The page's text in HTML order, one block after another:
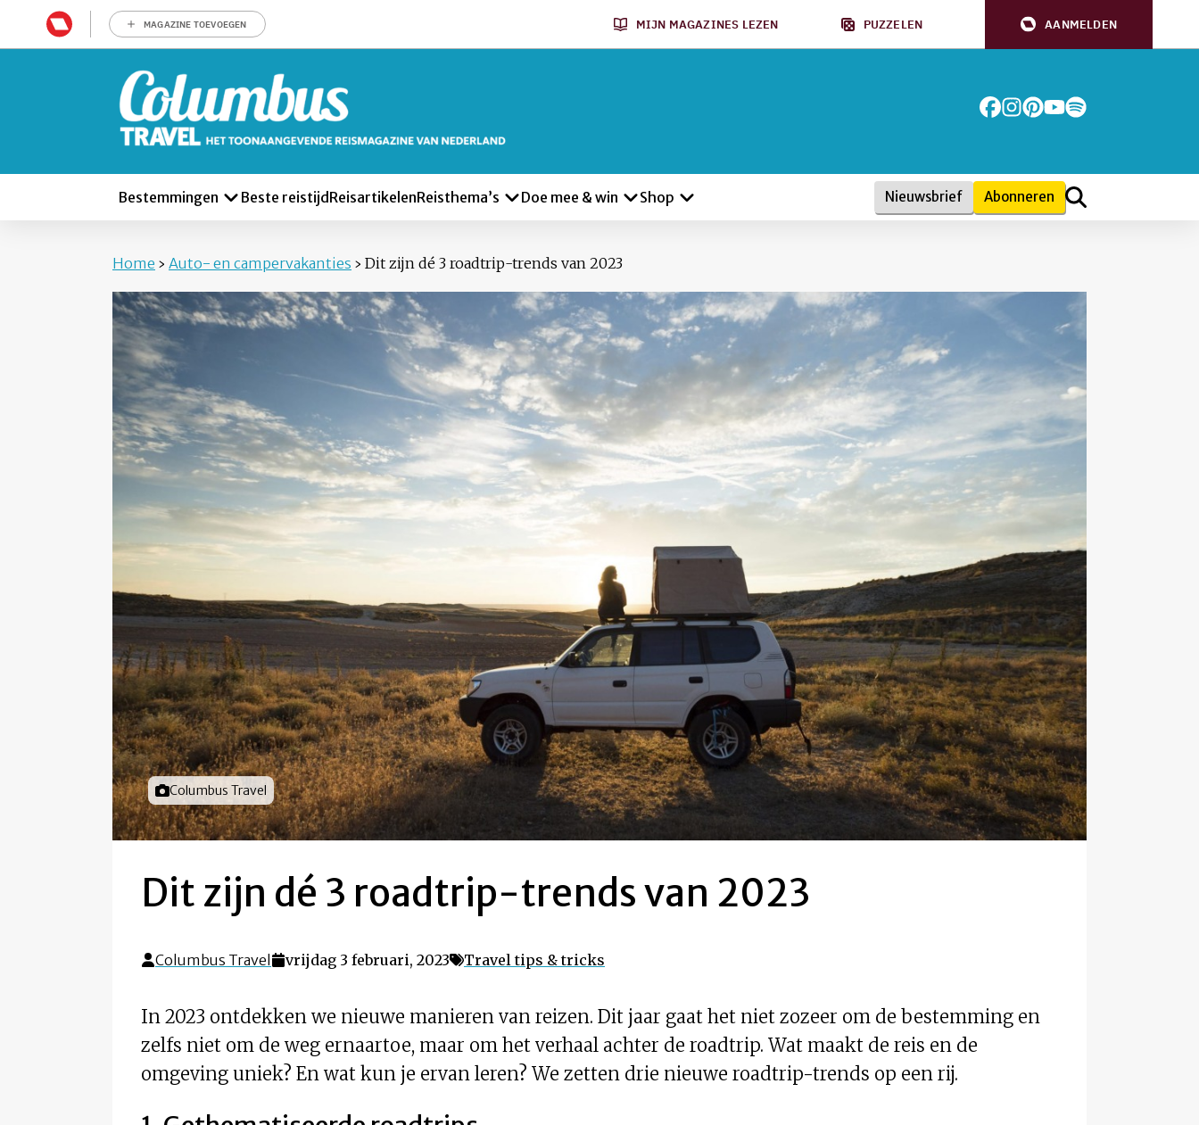
MAGAZINE TOEVOEGEN MIJN MAGAZINES LEZEN PUZZELEN AANMELDEN
Bestemmingen Beste reistijd ReisartikelenReisthema’s Doe mee & win Shop Nieuwsbrief Abonneren
Home › Auto- en campervakanties › Dit zijn dé 3 roadtrip-trends van 2023
Foto door
Columbus Travel
Dit zijn dé 3 roadtrip-trends van 2023
Columbus Travel vrijdag 3 februari, 2023 Travel tips & tricks
In 2023 ontdekken we nieuwe manieren van reizen. Dit jaar gaat het niet zozeer om de bestemming en
zelfs niet om de weg ernaartoe, maar om het verhaal achter de roadtrip. Wat maakt de reis en de
omgeving uniek? En wat kun je ervan leren? We zetten drie nieuwe roadtrip-trends op een rij.